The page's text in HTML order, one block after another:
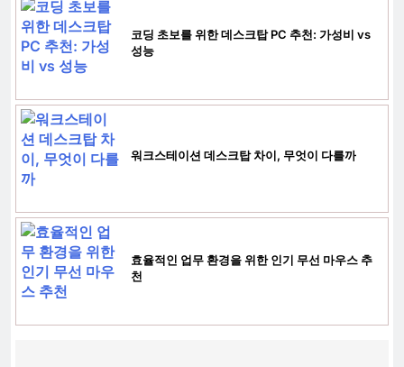
코딩 초보를 위한 데스크탑 PC 추천: 가성비 vs
성능
워크스테이션 데스크탑 차이, 무엇이 다를까
효율적인 업무 환경을 위한 인기 무선 마우스 추
천